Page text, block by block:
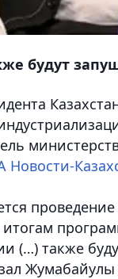
будут
Новости-
(…) также